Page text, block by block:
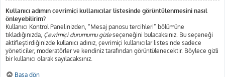
Kullanıcı adımın çevrimiçi kullanıcılar listesinde görüntülenmesini nasıl
önleyebilirim?
Kullanıcı Kontrol Panelinizden, “Mesaj panosu tercihleri” bölümüne
tıkladığınızda, Çevrimiçi durumumu gizleseçeneğini bulacaksınız. Bu seçeneği
aktifleştirdiğinizde kullanıcı adınız, çevrimiçi kullanıcılar listesinde sadece
yöneticiler, moderatörler ve kendiniz tarafından görüntülenecektir. Böylece gizli
bir kullanıcı olarak sayılacaksınız.
Başa dön